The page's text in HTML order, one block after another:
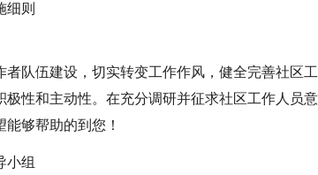
细则
者队伍建设，切实转变工作作风，健全完善社区
极性和主动性。在充分调研并征求社区工作人员
够帮助的到您！
小组